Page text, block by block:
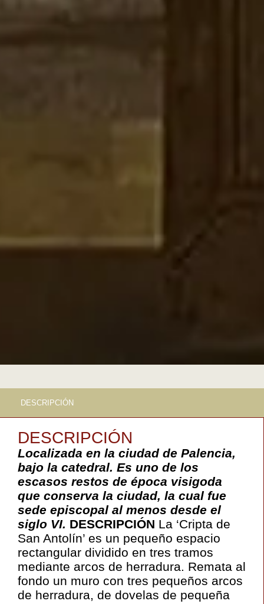
DESCRIPCIÓN
DESCRIPCIÓN
Localizada en la ciudad de Palencia,
bajo la catedral. Es uno de los
escasos restos de época visigoda
que conserva la ciudad, la cual fue
sede episcopal al menos desde el
siglo VI. DESCRIPCIÓN La ‘Cripta de
San Antolín’ es un pequeño espacio
rectangular dividido en tres tramos
mediante arcos de herradura. Remata al
fondo un muro con tres pequeños arcos
de herradura, de dovelas de pequeña